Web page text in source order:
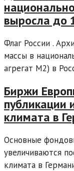
выросла до
Флаг России .
массы в
агрегат М2) в
Биржи
публикации
климата в
Основные
увеличиваются
климата в